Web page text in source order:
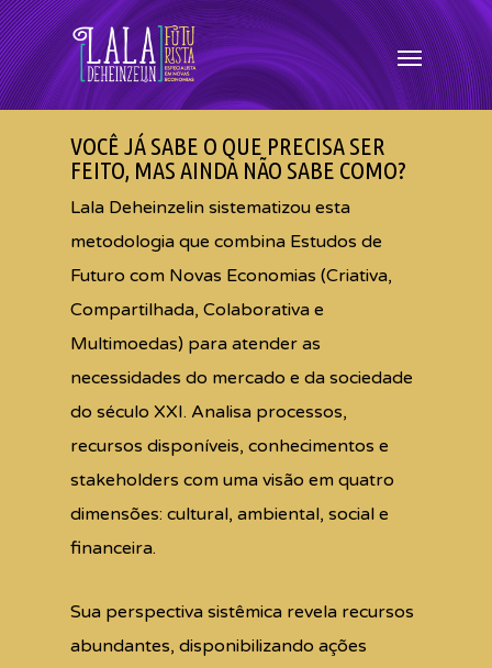
VOCÊ JÁ SABE O QUE PRECISA SER
FEITO, MAS AINDA NÃO SABE COMO?
Lala Deheinzelin sistematizou esta
metodologia que combina Estudos de
Futuro com Novas Economias (Criativa,
Compartilhada, Colaborativa e
Multimoedas) para atender as
necessidades do mercado e da sociedade
do século XXI. Analisa processos,
recursos disponíveis, conhecimentos e
stakeholders com uma visão em quatro
dimensões: cultural, ambiental, social e
financeira. ​
Sua perspectiva sistêmica revela recursos
abundantes, disponibilizando ações